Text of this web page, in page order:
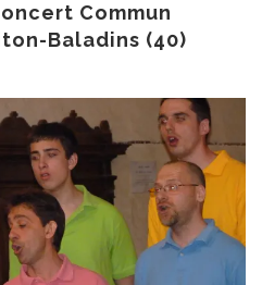
Commun
Baladins (40)